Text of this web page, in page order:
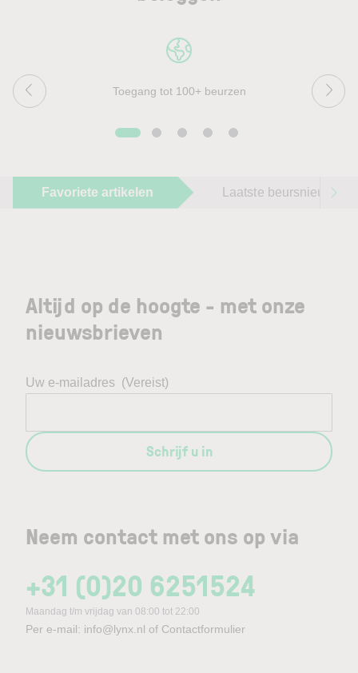
Toegang tot 100+ beurzen
Favoriete artikelen Laatste beursnieuws
Neem contact met ons op via
+31 (0)20 6251524
Maandag t/m vrijdag van 08:00 tot 22:00
Per e-mail: info@lynx.nl of Contactformulier
Altijd op de hoogte - met onze
nieuwsbrieven
Uw e-mailadres (Vereist)
Schrijf u in